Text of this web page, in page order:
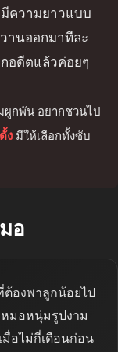
ความยาวแบบ
านออกมาทีละ
อดีตแล้วค่อยๆ
ผูกพัน อยากชวนไป
ง มีให้เลือกทั้งซับ
อ
ต้องพาลูกน้อยไป
มอหนุ่มรูปงาม
อไม่กี่เดือนก่อน